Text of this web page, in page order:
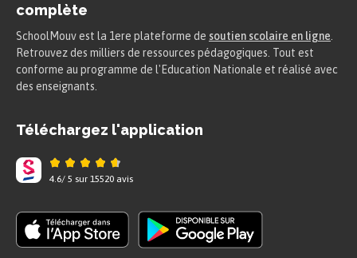
complète
SchoolMouv est la 1ere plateforme de soutien scolaire en ligne
Retrouvez des milliers de ressources pédagogiques. Tout est
conforme au programme de l'Education Nationale et réalisé avec
des enseignants.
Téléchargez l'application
4.6/ 5 sur 15520 avis